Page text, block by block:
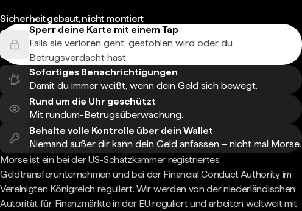
Sicherheit gebaut, nicht montiert
Sperr deine Karte mit einem Tap
Falls sie verloren geht, gestohlen wird oder du
Betrugsverdacht hast.
Sofortiges Benachrichtigungen
Damit du immer weißt, wenn dein Geld sich bewegt.
Rund um die Uhr geschützt
Mit rundum-Betrugsüberwachung.
Behalte volle Kontrolle über dein Wallet
Niemand außer dir kann dein Geld anfassen – nicht mal Morse.
Morse ist ein bei der US-Schatzkammer registriertes
Geldtransferunternehmen und bei der Financial Conduct Authority im
Vereinigten Königreich reguliert. Wir werden von der niederländischen
Autorität für Finanzmärkte in der EU reguliert und arbeiten weltweit mit